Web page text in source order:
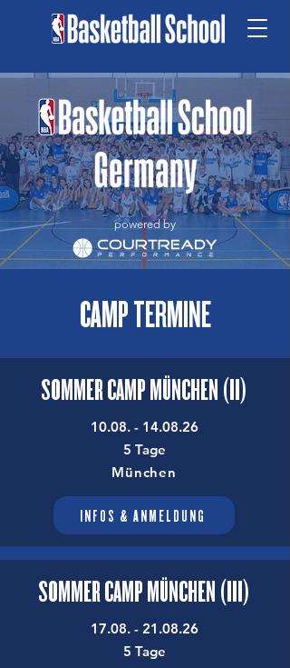
powered by
CAMP TERMINE
SOMMER CAMP MÜNCHEN (II)
10.08. - 14.08.26
5 Tage
München
!! AUSGEBUCHT !!
INFOS & ANMELDUNG
SOMMER CAMP MÜNCHEN (III)
17.08. - 21.08.26
5 Tage
​